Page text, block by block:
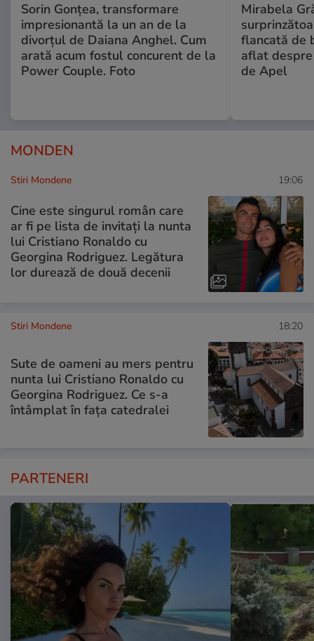
Sorin Gonțea, transformare
impresionantă la un an de la
divorțul de Daiana Anghel. Cum
arată acum fostul concurent de la
Power Couple. Foto
Mirabela
flancată de
aflat
de Apel
MONDEN
Stiri Mondene 19:06
Cine este singurul român care
ar fi pe lista de invitați la nunta
lui Cristiano Ronaldo cu
Georgina Rodriguez. Legătura
lor durează de două decenii
Stiri Mondene 18:20
Sute de oameni au mers pentru
nunta lui Cristiano Ronaldo cu
Georgina Rodriguez. Ce s-a
întâmplat în fața catedralei
PARTENERI